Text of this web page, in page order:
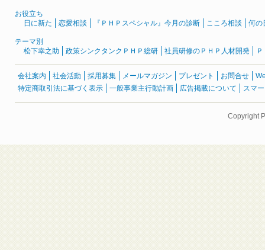
お役立ち
日に新た
恋愛相談 『ＰＨＰスペシャル』今月の診断 こころ相談 何の
テーマ別
松下幸之助
政策シンクタンクＰＨＰ総研 社員研修のＰＨＰ人材開発
会社案内 社会活動 採用募集 メールマガジン プレゼント お問合せ
特定商取引法に基づく表示
一般事業主行動計画 広告掲載について スマ
Copyright